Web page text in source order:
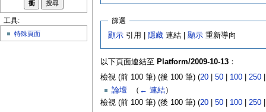
篩選
顯示 引用 | 隱藏 連結 |顯示 重新導向
以下頁面連結至 Platform/2009-10-13：
檢視 (前 100 筆) (後 100 筆) (20| 50| 100| 250
論壇
（ ← 連結）
檢視 (前 100 筆) (後 100 筆) (20| 50| 100| 250
工具:
特殊頁面